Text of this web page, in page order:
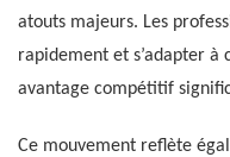
atouts majeurs. Les
rapidement et s’adapter à
avantage compétitif
Ce mouvement reflète